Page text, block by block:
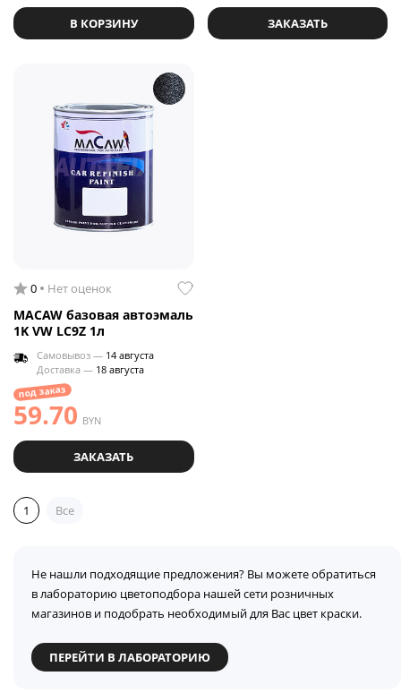
В КОРЗИНУ ЗАКАЗАТЬ
0 Нет оценок
MACAW базовая автоэмаль
1K VW LC9Z 1л
Самовывоз — 14 августа
Доставка — 18 августа
под заказ
59.70 BYN
ЗАКАЗАТЬ
1 Все
Не нашли подходящие предложения? Вы можете обратиться
в лабораторию цветоподбора нашей сети розничных
магазинов и подобрать необходимый для Вас цвет краски.
ПЕРЕЙТИ В ЛАБОРАТОРИЮ